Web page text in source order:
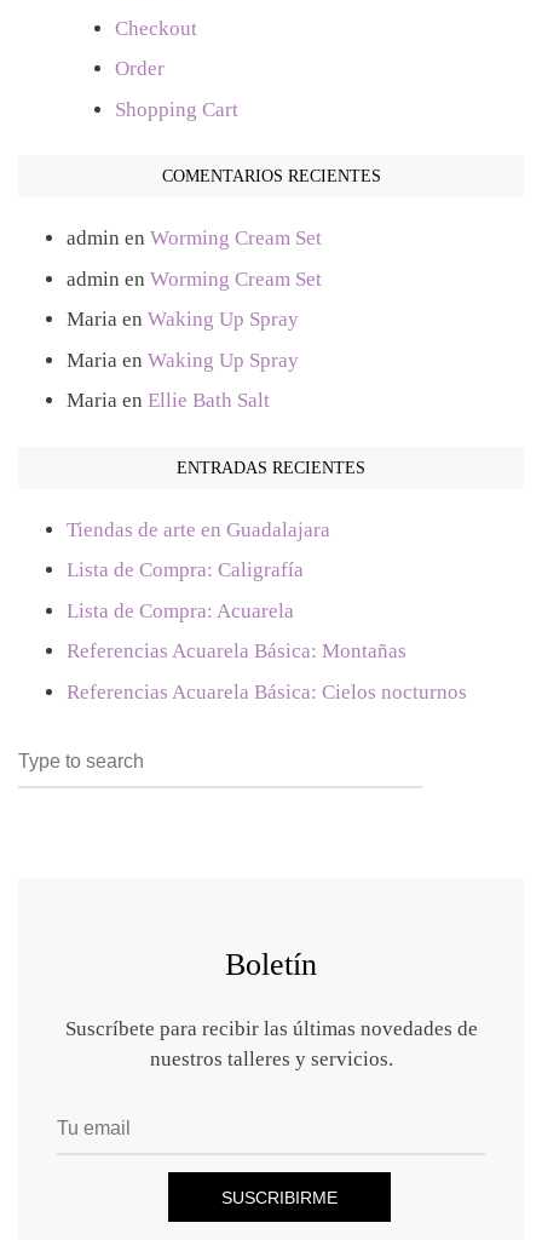
Checkout
Order
Shopping Cart
COMENTARIOS RECIENTES
admin en Worming Cream Set
admin en Worming Cream Set
Maria en Waking Up Spray
Maria en Waking Up Spray
Maria en Ellie Bath Salt
ENTRADAS RECIENTES
Tiendas de arte en Guadalajara
Lista de Compra: Caligrafía
Lista de Compra: Acuarela
Referencias Acuarela Básica: Montañas
Referencias Acuarela Básica: Cielos nocturnos
Search
for:
Boletín
Suscríbete para recibir las últimas novedades de
nuestros talleres y servicios.